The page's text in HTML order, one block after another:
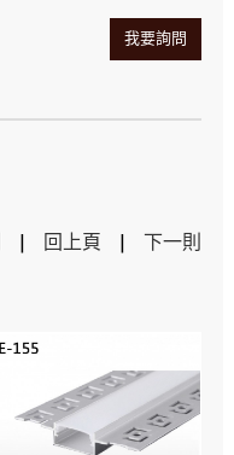
我要詢問
回上頁 下一則